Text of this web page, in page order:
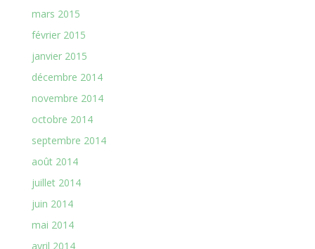
mars 2015
février 2015
janvier 2015
décembre 2014
novembre 2014
octobre 2014
septembre 2014
août 2014
juillet 2014
juin 2014
mai 2014
avril 2014